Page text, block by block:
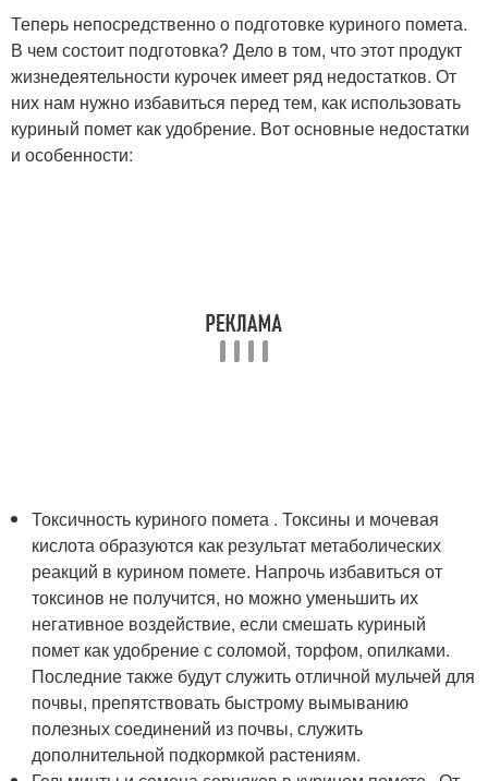
Теперь непосредственно о подготовке куриного помета.
В чем состоит подготовка? Дело в том, что этот продукт
жизнедеятельности курочек имеет ряд недостатков. От
них нам нужно избавиться перед тем, как использовать
куриный помет как удобрение. Вот основные недостатки
и особенности:
Токсичность куриного помета . Токсины и мочевая
кислота образуются как результат метаболических
реакций в курином помете. Напрочь избавиться от
токсинов не получится, но можно уменьшить их
негативное воздействие, если смешать куриный
помет как удобрение с соломой, торфом, опилками.
Последние также будут служить отличной мульчей для
почвы, препятствовать быстрому вымыванию
полезных соединений из почвы, служить
дополнительной подкормкой растениям.